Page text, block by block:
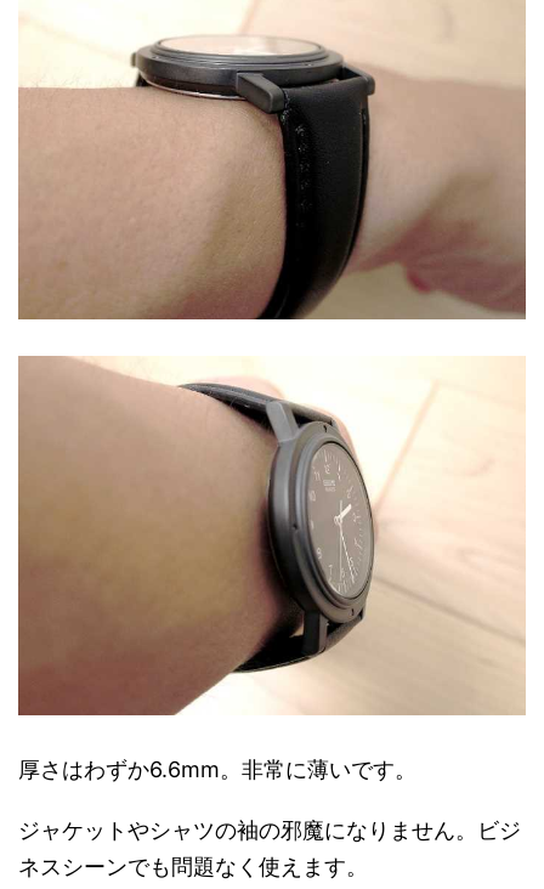
厚さはわずか6.6mm。非常に薄いです。
ジャケットやシャツの袖の邪魔になりません。ビジ
ネスシーンでも問題なく使えます。